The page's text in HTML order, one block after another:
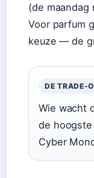
(de maandag
Voor parfum
keuze — de
DE TRADE-
Wie wacht
de
Cyber